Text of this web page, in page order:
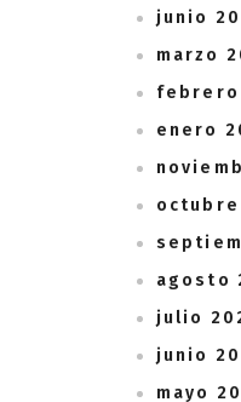
junio
marzo
febrero
enero
octubre
agosto
julio
junio
mayo